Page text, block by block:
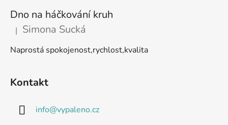
Dno na háčkování kruh
Hodnocení produktu je 5 z 5 hvězdiček.
| Simona Sucká
Naprostá spokojenost,rychlost,kvalita
Kontakt
info@vypaleno.cz